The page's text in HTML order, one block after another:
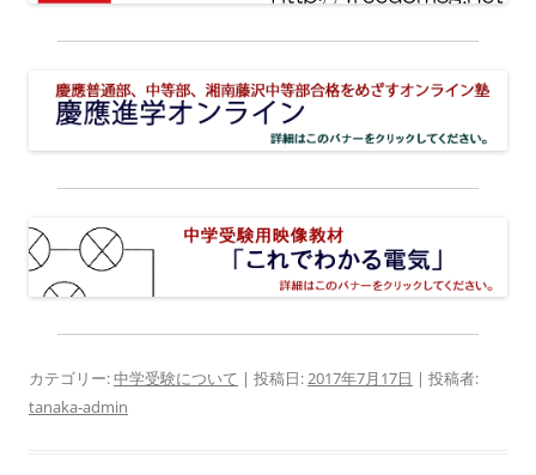
カテゴリー:中学受験について | 投稿日:2017年7月17日 | 投稿者:
tanaka-admin